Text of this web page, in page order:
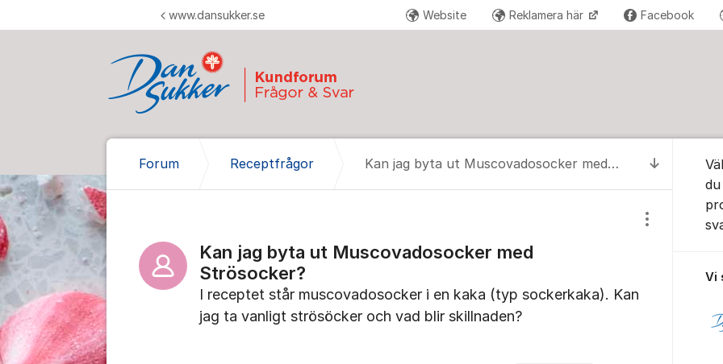
www.dansukker.se Website Reklamera här Facebook
Till
Forum Receptfrågor Kan jag byta ut Muscovadosocker med Strösocker?
Kan jag byta ut Muscovadosocker med
Strösocker?
Visa/dölj
I receptet står muscovadosocker i en kaka (typ sockerkaka). Kan
jag ta vanligt strösöcker och vad blir skillnaden?
Vi